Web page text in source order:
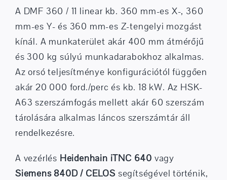
A DMF 360 / 11 linear kb. 360 mm-es X-, 360
mm-es Y- és 360 mm-es Z-tengelyi mozgást
kínál. A munkaterület akár 400 mm átmérőjű
és 300 kg súlyú munkadarabokhoz alkalmas.
Az orsó teljesítménye konfigurációtól függően
akár 20 000 ford./perc és kb. 18 kW. Az HSK-
A63 szerszámfogás mellett akár 60 szerszám
tárolására alkalmas láncos szerszámtár áll
rendelkezésre.
A vezérlés Heidenhain iTNC 640 vagy
Siemens 840D / CELOS segítségével történik,